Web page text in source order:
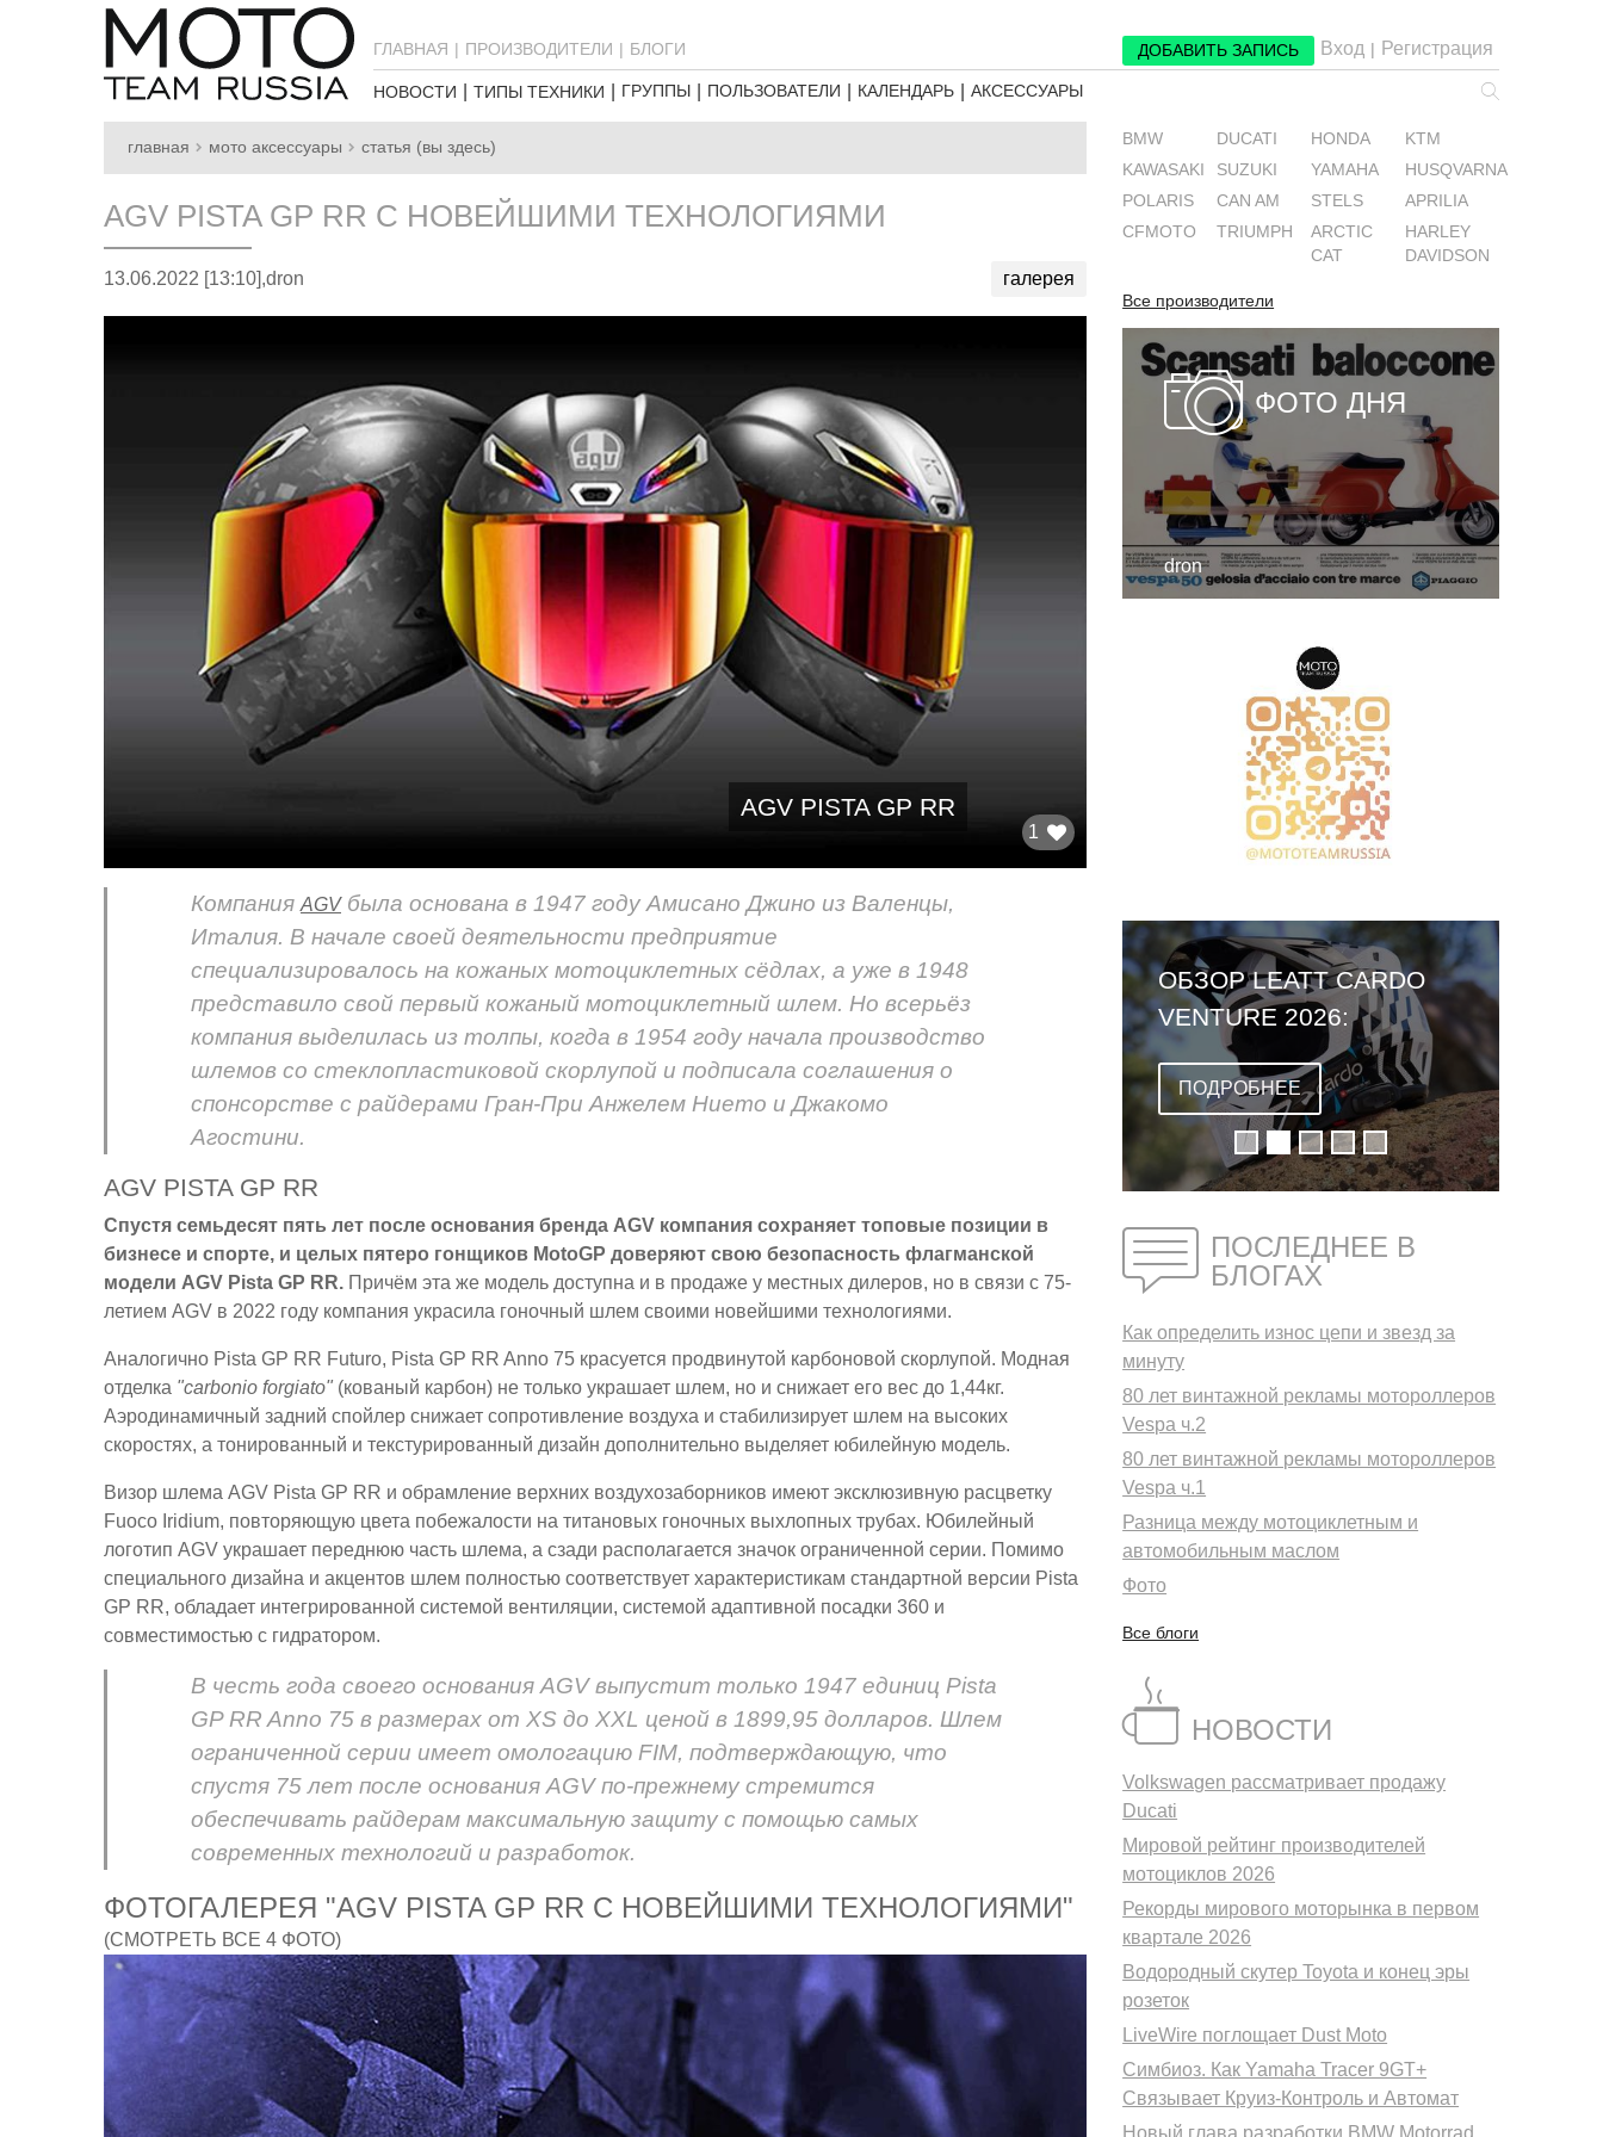
ГЛАВНАЯ ПРОИЗВОДИТЕЛИ БЛОГИ ДОБАВИТЬ ЗАПИСЬ Вход | Регистрация
НОВОСТИ ТИПЫ ТЕХНИКИ ГРУППЫ ПОЛЬЗОВАТЕЛИ КАЛЕНДАРЬ АКСЕССУАРЫ
главная мото аксессуары статья (вы здесь)
AGV PISTA GP RR С НОВЕЙШИМИ ТЕХНОЛОГИЯМИ
13.06.2022 [13:10],dron галерея
AGV PISTA GP RR
1
Компания AGVбыла основана в 1947 году Амисано Джино из Валенцы,
Италия. В начале своей деятельности предприятие
специализировалось на кожаных мотоциклетных сёдлах, а уже в 1948
представило свой первый кожаный мотоциклетный шлем. Но всерьёз
компания выделилась из толпы, когда в 1954 году начала производство
шлемов со стеклопластиковой скорлупой и подписала соглашения о
спонсорстве с райдерами Гран-При Анжелем Нието и Джакомо
Агостини.
AGV PISTA GP RR
Спустя семьдесят пять лет после основания бренда AGV компания сохраняет топовые позиции в
бизнесе и спорте, и целых пятеро гонщиков MotoGP доверяют свою безопасность флагманской
модели AGV Pista GP RR. Причём эта же модель доступна и в продаже у местных дилеров, но в связи с 75-
летием AGV в 2022 году компания украсила гоночный шлем своими новейшими технологиями.
Аналогично Pista GP RR Futuro, Pista GP RR Anno 75 красуется продвинутой карбоновой скорлупой. Модная
отделка "carbonio forgiato" (кованый карбон) не только украшает шлем, но и снижает его вес до 1,44кг.
Аэродинамичный задний спойлер снижает сопротивление воздуха и стабилизирует шлем на высоких
скоростях, а тонированный и текстурированный дизайн дополнительно выделяет юбилейную модель.
Визор шлема AGV Pista GP RR и обрамление верхних воздухозаборников имеют эксклюзивную расцветку
Fuoco Iridium, повторяющую цвета побежалости на титановых гоночных выхлопных трубах. Юбилейный
логотип AGV украшает переднюю часть шлема, а сзади располагается значок ограниченной серии. Помимо
специального дизайна и акцентов шлем полностью соответствует характеристикам стандартной версии Pista
GP RR, обладает интегрированной системой вентиляции, системой адаптивной посадки 360 и
совместимостью с гидратором.
В честь года своего основания AGV выпустит только 1947 единиц Pista
GP RR Anno 75 в размерах от XS до XXL ценой в 1899,95 долларов. Шлем
ограниченной серии имеет омологацию FIM, подтверждающую, что
спустя 75 лет после основания AGV по-прежнему стремится
обеспечивать райдерам максимальную защиту с помощью самых
современных технологий и разработок.
ФОТОГАЛЕРЕЯ "AGV PISTA GP RR С НОВЕЙШИМИ ТЕХНОЛОГИЯМИ"
(СМОТРЕТЬ ВСЕ 4 ФОТО)
BMW DUCATI HONDA
KTM
KAWASAKI
SUZUKI YAMAHA
HUSQVARNA
POLARIS
CAN AM STELS
APRILIA
CFMOTO
TRIUMPH
ARCTIC
CAT
HARLEY
DAVIDSON
Все производители
ФОТО ДНЯ
dron
ОБЗОР LEATT CARDO
VENTURE 2026:
ПЕРВЫЙ ШЛЕМ СО
ВСТРОЕННОЙ
ГАРНИТУРОЙ
ПОДРОБНЕЕ
ПОСЛЕДНЕЕ В
БЛОГАХ
Как определить износ цепи и звезд за
минуту
80 лет винтажной рекламы мотороллеров
Vespa ч.2
80 лет винтажной рекламы мотороллеров
Vespa ч.1
Разница между мотоциклетным и
автомобильным маслом
Фото
Все блоги
НОВОСТИ
Volkswagen рассматривает продажу
Ducati
Мировой рейтинг производителей
мотоциклов 2026
Рекорды мирового моторынка в первом
квартале 2026
Водородный скутер Toyota и конец эры
розеток
LiveWire поглощает Dust Moto
Симбиоз. Как Yamaha Tracer 9GT+
Связывает Круиз-Контроль и Автомат